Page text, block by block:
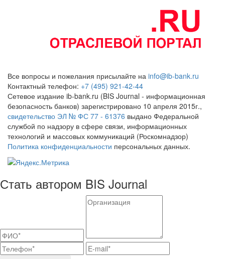
Все вопросы и пожелания присылайте на info@ib-bank.ru
Контактный телефон: +7 (495) 921-42-44
Сетевое издание ib-bank.ru (BIS Journal - информационная
безопасность банков) зарегистрировано 10 апреля 2015г.,
свидетельство ЭЛ № ФС 77 - 61376 выдано Федеральной
службой по надзору в сфере связи, информационных
технологий и массовых коммуникаций (Роскомнадзор)
Политика конфиденциальности персональных данных.
Стать автором BIS Journal